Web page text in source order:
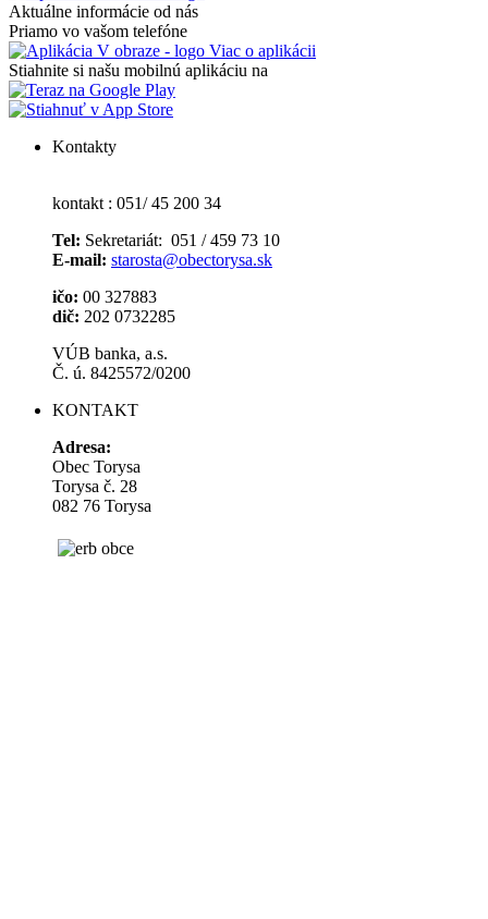
Aktuálne informácie od nás
Priamo vo vašom telefóne
Viac o aplikácii
Stiahnite si našu mobilnú aplikáciu na
Kontakty
kontakt : 051/ 45 200 34
Tel: Sekretariát: 051 / 459 73 10
E-mail: starosta@obectorysa.sk
ičo: 00 327883
dič: 202 0732285
VÚB banka, a.s.
Č. ú. 8425572/0200
KONTAKT
Adresa:
Obec Torysa
Torysa č. 28
082 76 Torysa